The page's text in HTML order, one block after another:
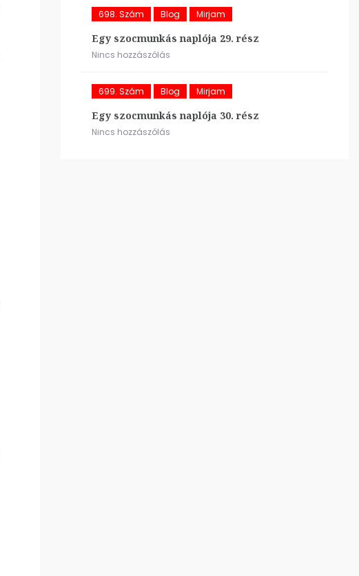
698. Szám Blog Mirjam
Egy szocmunkás naplója 29. rész
Nincs hozzászólás
699. Szám Blog Mirjam
Egy szocmunkás naplója 30. rész
Nincs hozzászólás